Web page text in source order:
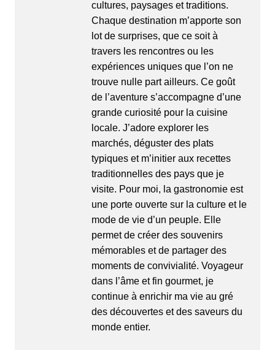
cultures, paysages et traditions.
Chaque destination m’apporte son
lot de surprises, que ce soit à
travers les rencontres ou les
expériences uniques que l’on ne
trouve nulle part ailleurs. Ce goût
de l’aventure s’accompagne d’une
grande curiosité pour la cuisine
locale. J’adore explorer les
marchés, déguster des plats
typiques et m’initier aux recettes
traditionnelles des pays que je
visite. Pour moi, la gastronomie est
une porte ouverte sur la culture et le
mode de vie d’un peuple. Elle
permet de créer des souvenirs
mémorables et de partager des
moments de convivialité. Voyageur
dans l’âme et fin gourmet, je
continue à enrichir ma vie au gré
des découvertes et des saveurs du
monde entier.